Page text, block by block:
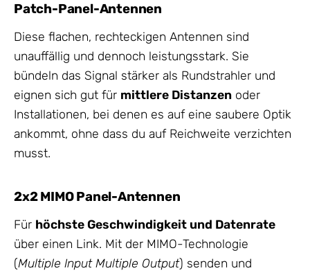
Patch-Panel-Antennen
Diese flachen, rechteckigen Antennen sind
unauffällig und dennoch leistungsstark. Sie
bündeln das Signal stärker als Rundstrahler und
eignen sich gut für mittlere Distanzen oder
Installationen, bei denen es auf eine saubere Optik
ankommt, ohne dass du auf Reichweite verzichten
musst.
2x2 MIMO Panel-Antennen
Für höchste Geschwindigkeit und Datenrate
über einen Link. Mit der MIMO-Technologie
(Multiple Input Multiple Output) senden und